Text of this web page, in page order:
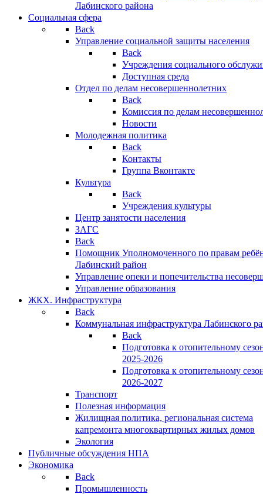
Лабинского района
Социальная сфера
Back
Управление социальной защиты населения
Back
Учреждения социального
Доступная среда
Отдел по делам несовершеннолетних
Back
Комиссия по делам
Новости
Молодежная политика
Back
Контакты
Группа Вконтакте
Культура
Back
Учреждения культуры
Центр занятости населения
ЗАГС
Back
Помощник Уполномоченного по правам
Лабинский район
Управление опеки и попечительства
Управление образования
ЖКХ. Инфраструктура
Back
Коммунальная инфраструктура Лабинского
Back
Подготовка к отопительному
2025-2026
Подготовка к отопительному
2026-2027
Транспорт
Полезная информация
Жилищная политика, региональная система
капремонта многоквартирных жилых домов
Экология
Публичные обсуждения НПА
Экономика
Back
Промышленность